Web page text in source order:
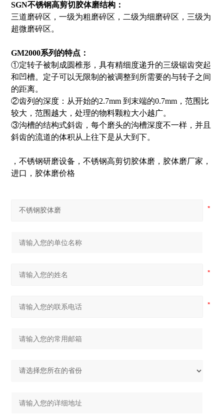
SGN不锈钢高剪切胶体磨结构：
三道磨碎区，一级为粗磨碎区，二级为细磨碎区，三级为
超微磨碎区。
GM2000系列的特点：
①定转子被制成圆椎形，具有精细度递升的三级锯齿突起
和凹槽。定子可以无限制的被调整到所需要的与转子之间
的距离。
②齿列的深度：从开始的2.7mm 到末端的0.7mm，范围比
较大，范围越大，处理的物料颗粒大小越广。
③沟槽的结构式斜齿，每个磨头的沟槽深度不一样，并且
斜齿的流道的体积从上往下是从大到下。
，不锈钢研磨设备，不锈钢高剪切胶体磨，胶体磨厂家，
进口，胶体磨价格